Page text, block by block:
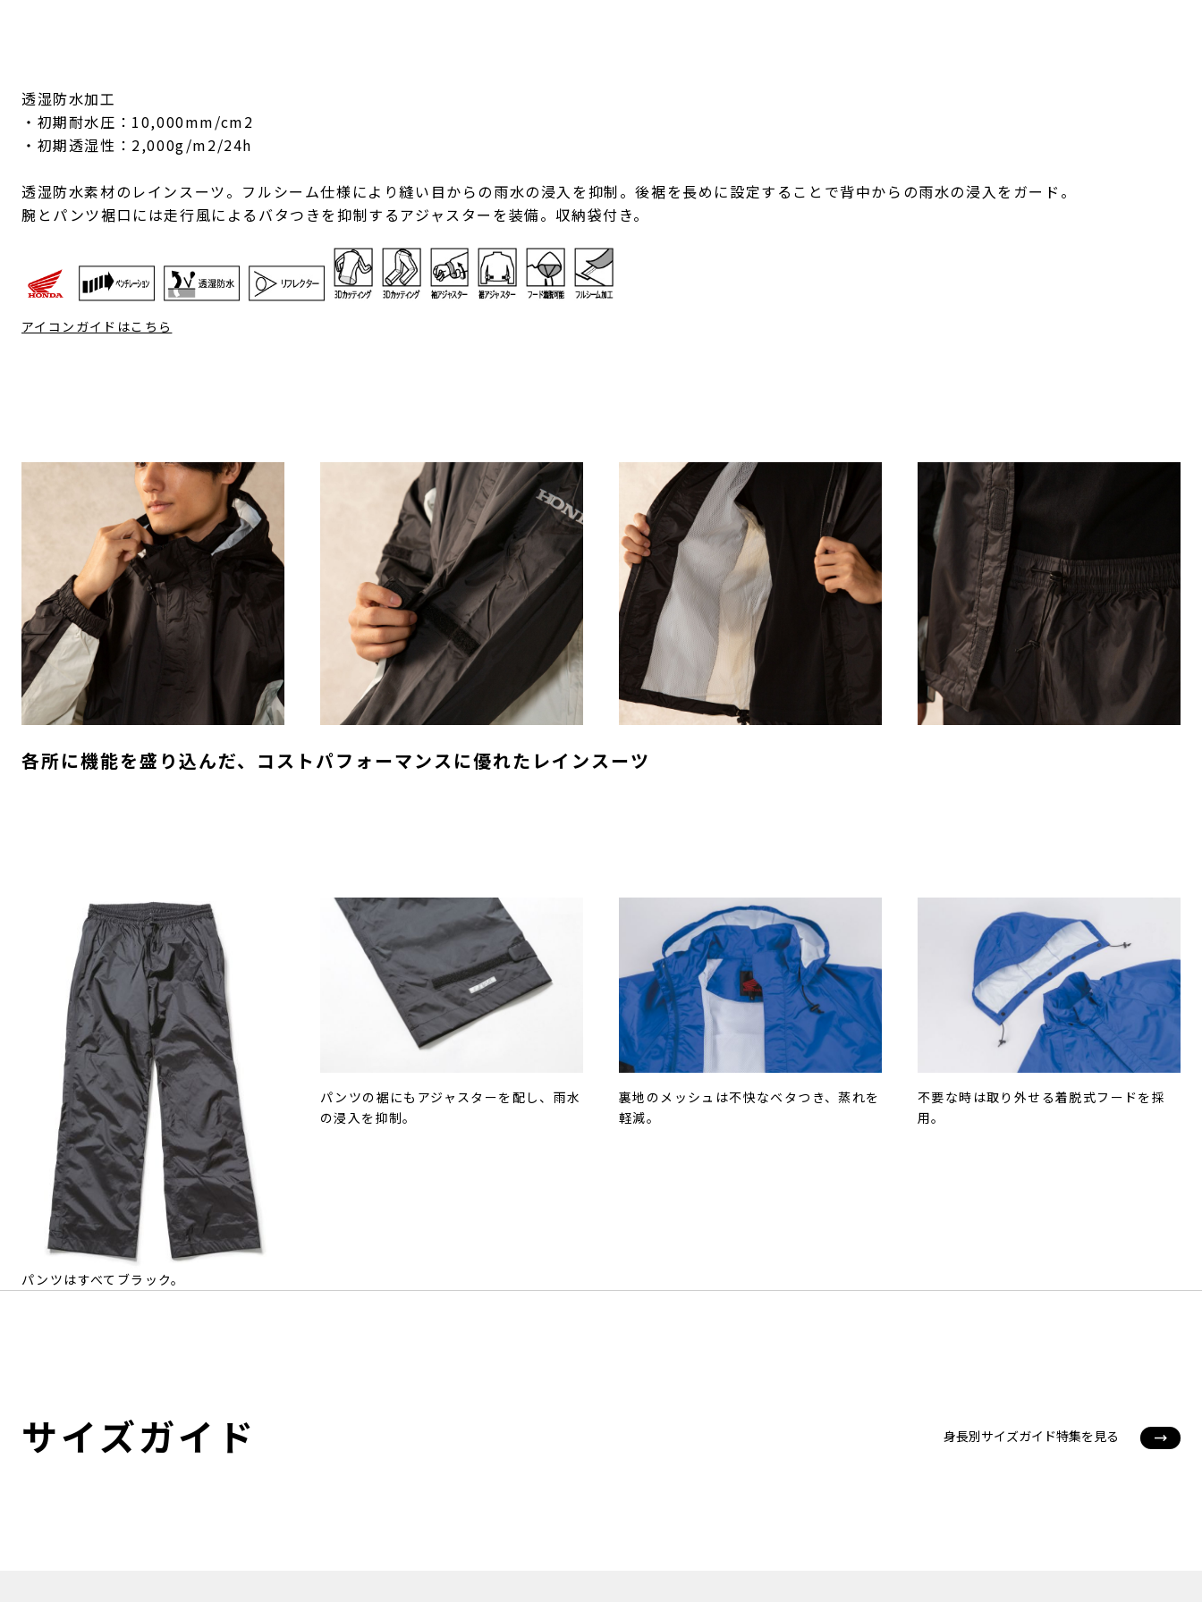
透湿防水加工
・初期耐水圧：10,000mm/cm2
・初期透湿性：2,000g/m2/24h
透湿防水素材のレインスーツ。フルシーム仕様により縫い目からの雨水の浸入を抑制。後裾を長めに設定することで背中からの雨水の浸入をガード。
腕とパンツ裾口には走行風によるバタつきを抑制するアジャスターを装備。収納袋付き。
アイコンガイドはこちら
各所に機能を盛り込んだ、コストパフォーマンスに優れたレインスーツ
パンツはすべてブラック。
パンツの裾にもアジャスターを配し、雨水
の浸入を抑制。
裏地のメッシュは不快なベタつき、蒸れを
軽減。
不要な時は取り外せる着脱式フードを採
用。
サイズガイド 身長別サイズガイド特集を見る